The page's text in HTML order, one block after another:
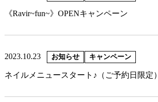
《Ravir~fun~》OPENキャンペーン
2023.10.23 お知らせ キャンペーン
ネイルメニュースタート♪（ご予約日限定）